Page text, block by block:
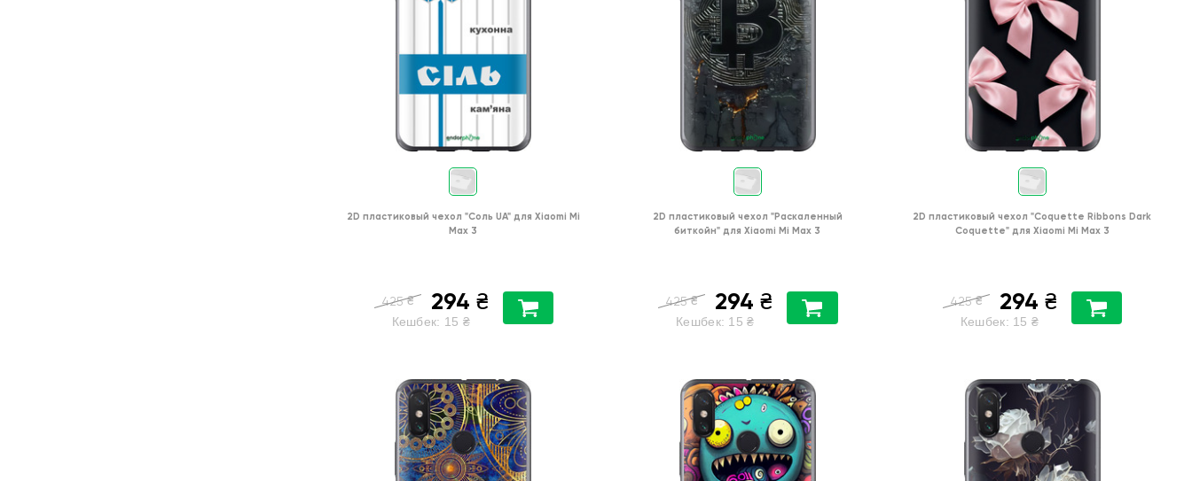
2D пластиковый чехол "Соль UA" для Xiaomi Mi
Max 3
425 ₴ 294 ₴
Кешбек: 15 ₴
2D пластиковый чехол "Раскаленный
биткойн" для Xiaomi Mi Max 3
425 ₴ 294 ₴
Кешбек: 15 ₴
2D пластиковый чехол "Coquette Ribbons Dark
Coquette" для Xiaomi Mi Max 3
425 ₴ 294 ₴
Кешбек: 15 ₴